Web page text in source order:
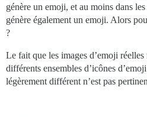
génère un emoji, et au moins dans
génère également un emoji. Alors
?
Le fait que les images d’emoji
différents ensembles d’icônes
légèrement différent n’est pas